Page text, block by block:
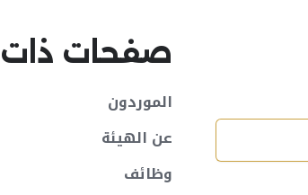
صفحات
الموردون
عن الهيئة
وظائف